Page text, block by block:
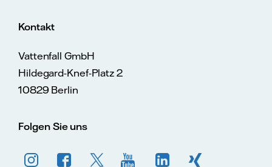
Kontakt
Vattenfall GmbH
Hildegard-Knef-Platz 2
10829 Berlin
Folgen Sie uns